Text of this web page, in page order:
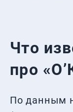
Что
про
По данным